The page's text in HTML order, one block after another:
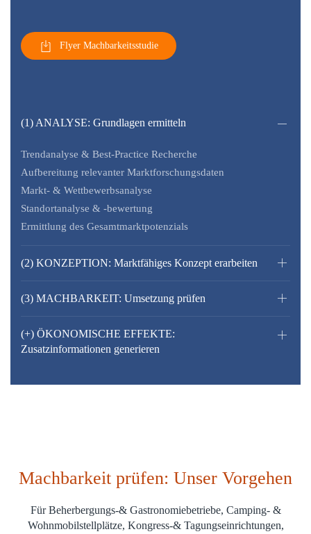
Flyer Machbarkeitsstudie
(1) ANALYSE: Grundlagen ermitteln
Trendanalyse & Best-Practice Recherche
Aufbereitung relevanter Marktforschungsdaten
Markt- & Wettbewerbsanalyse
Standortanalyse & -bewertung
Ermittlung des Gesamtmarktpotenzials
(2) KONZEPTION: Marktfähiges Konzept erarbeiten
(3) MACHBARKEIT: Umsetzung prüfen
(+) ÖKONOMISCHE EFFEKTE:
Zusatzinformationen generieren
Machbarkeit prüfen: Unser Vorgehen
Für Beherbergungs-& Gastronomiebetriebe, Camping- &
Wohnmobilstellplätze, Kongress-& Tagungseinrichtungen,